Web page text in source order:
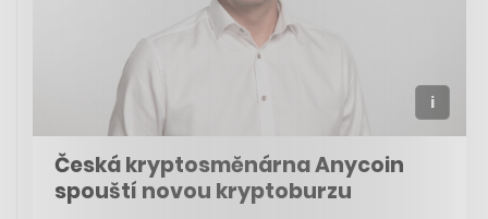
Česká kryptosměnárna Anycoin
spouští novou kryptoburzu